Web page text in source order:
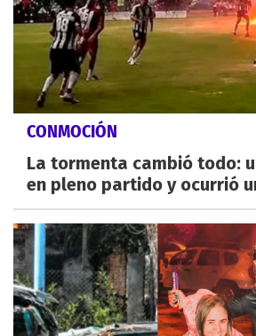
CONMOCIÓN
La tormenta cambió todo:
en pleno partido y ocurrió